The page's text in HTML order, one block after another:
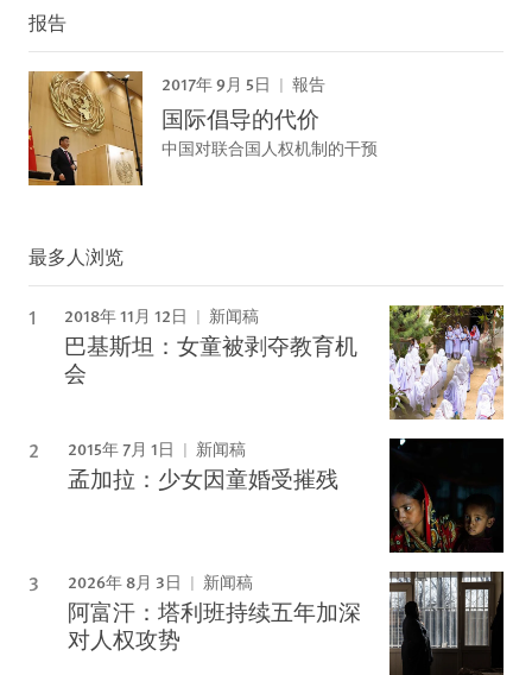
报告
2017年 9月 5日 報告
国际倡导的代价
中国对联合国人权机制的干预
最多人浏览
2018年 11月 12日 新闻稿
巴基斯坦：女童被剥夺教育机
会
2015年 7月 1日 新闻稿
孟加拉：少女因童婚受摧残
2026年 8月 3日 新闻稿
阿富汗：塔利班持续五年加深
对人权攻势